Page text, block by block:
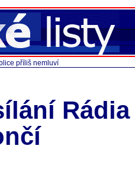
příliš nemluví